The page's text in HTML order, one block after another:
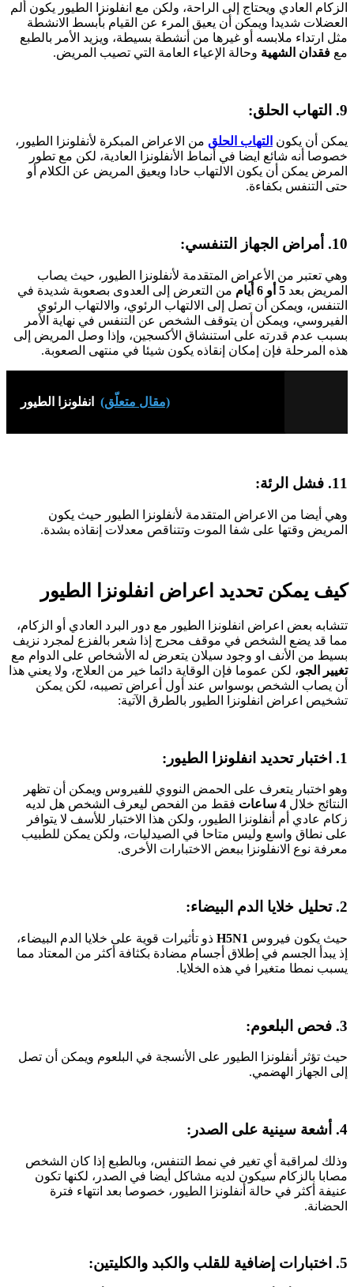
الزكام العادي ويحتاج إلى الراحة، ولكن مع انفلونزا الطيور يكون ألم
العضلات شديدا ويمكن أن يعيق المرء عن القيام بأبسط الانشطة
مثل ارتداء ملابسه أو غيرها من أنشطة بسيطة، ويزيد الأمر بالطبع
مع فقدان الشهية وحالة الإعياء العامة التي تصيب المريض.
9. التهاب الحلق:
يمكن أن يكون التهاب الحلق من الاعراض المبكرة لأنفلونزا الطيور،
خصوصا أنه شائع ايضا في أنماط الأنفلونزا العادية، لكن مع تطور
المرض يمكن أن يكون الالتهاب حادا ويعيق المريض عن الكلام أو
حتى التنفس بكفاءة.
10. أمراض الجهاز التنفسي:
وهي تعتبر من الأعراض المتقدمة لأنفلونزا الطيور، حيث يصاب
المريض بعد 5 أو 6 أيام
من التعرض إلى العدوى بصعوبة شديدة في
التنفس، ويمكن أن تصل إلى الالتهاب الرئوي، والالتهاب الرئوي
الفيروسي، ويمكن أن يتوقف الشخص عن التنفس في نهاية الأمر
بسبب عدم قدرته على استنشاق الأكسجين، وإذا وصل المريض إلى
هذه المرحلة فإن إمكان إنقاذه يكون شيئا في منتهى الصعوبة.
(مقال متعلّق) انفلونزا الطيور
11. فشل الرئة:
وهي أيضا من الاعراض المتقدمة لأنفلونزا الطيور حيث يكون
المريض وقتها على شفا الموت وتتناقص معدلات إنقاذه بشدة.
كيف يمكن تحديد اعراض انفلونزا الطيور
تتشابه بعض اعراض انفلونزا الطيور مع دور البرد العادي أو الزكام،
مما قد يضع الشخص في موقف محرج إذا شعر بالفزع لمجرد نزيف
بسيط من الأنف او وجود سيلان يتعرض له الأشخاص على الدوام مع
تغيير الجو، لكن عموما فإن الوقاية دائما خير من العلاج، ولا يعني هذا
أن يصاب الشخص بوسواس عند أول أعراض تصيبه، لكن يمكن
تشخيص اعراض انفلونزا الطيور بالطرق الآتية:
1. اختبار تحديد انفلونزا الطيور:
وهو اختبار يتعرف على الحمض النووي للفيروس ويمكن أن تظهر
النتائج خلال 4 ساعات
فقط من الفحص ليعرف الشخص هل لديه
زكام عادي أم أنفلونزا الطيور، ولكن هذا الاختبار للأسف لا يتوافر
على نطاق واسع وليس متاحا في الصيدليات، ولكن يمكن للطبيب
معرفة نوع الانفلونزا ببعض الاختبارات الأخرى.
2. تحليل خلايا الدم البيضاء:
حيث يكون فيروس H5N1 ذو تأثيرات قوية على خلايا الدم البيضاء،
إذ يبدأ الجسم في إطلاق أجسام مضادة بكثافة أكثر من المعتاد مما
يسبب نمطا متغيرا في هذه الخلايا.
3. فحص البلعوم:
حيث تؤثر أنفلونزا الطيور على الأنسجة في البلعوم ويمكن أن تصل
إلى الجهاز الهضمي.
4. أشعة سينية على الصدر:
وذلك لمراقبة أي تغير في نمط التنفس، وبالطبع إذا كان الشخص
مصابا بالزكام سيكون لديه مشاكل أيضا في الصدر، لكنها تكون
عنيفة أكثر في حالة أنفلونزا الطيور، خصوصا بعد انتهاء فترة
الحضانة.
5. اختبارات إضافية للقلب والكبد والكليتين: